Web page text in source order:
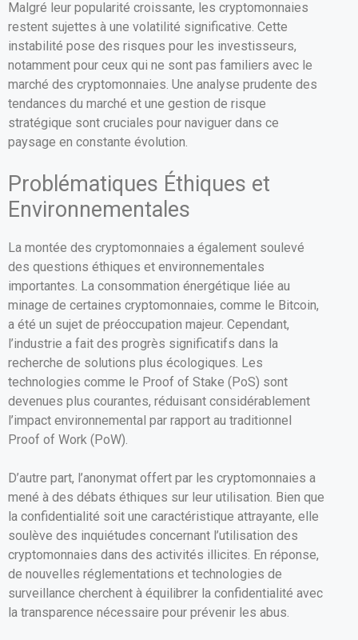
Malgré leur popularité croissante, les cryptomonnaies
restent sujettes à une volatilité significative. Cette
instabilité pose des risques pour les investisseurs,
notamment pour ceux qui ne sont pas familiers avec le
marché des cryptomonnaies. Une analyse prudente des
tendances du marché et une gestion de risque
stratégique sont cruciales pour naviguer dans ce
paysage en constante évolution.
Problématiques Éthiques et
Environnementales
La montée des cryptomonnaies a également soulevé
des questions éthiques et environnementales
importantes. La consommation énergétique liée au
minage de certaines cryptomonnaies, comme le Bitcoin,
a été un sujet de préoccupation majeur. Cependant,
l’industrie a fait des progrès significatifs dans la
recherche de solutions plus écologiques. Les
technologies comme le Proof of Stake (PoS) sont
devenues plus courantes, réduisant considérablement
l’impact environnemental par rapport au traditionnel
Proof of Work (PoW).
D’autre part, l’anonymat offert par les cryptomonnaies a
mené à des débats éthiques sur leur utilisation. Bien que
la confidentialité soit une caractéristique attrayante, elle
soulève des inquiétudes concernant l’utilisation des
cryptomonnaies dans des activités illicites. En réponse,
de nouvelles réglementations et technologies de
surveillance cherchent à équilibrer la confidentialité avec
la transparence nécessaire pour prévenir les abus.